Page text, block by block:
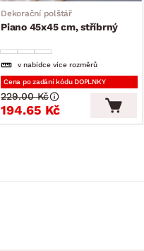
Dekorační polštář
Piano 45x45 cm, stříbrný
v nabídce více rozměrů
Cena po zadání kódu DOPLNKY
194.65 Kč
229.00 Kč